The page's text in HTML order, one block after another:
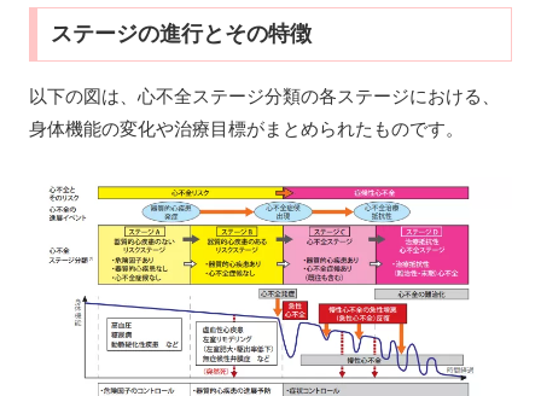
ステージの進行とその特徴
以下の図は、心不全ステージ分類の各ステージにおける、
身体機能の変化や治療目標がまとめられたものです。